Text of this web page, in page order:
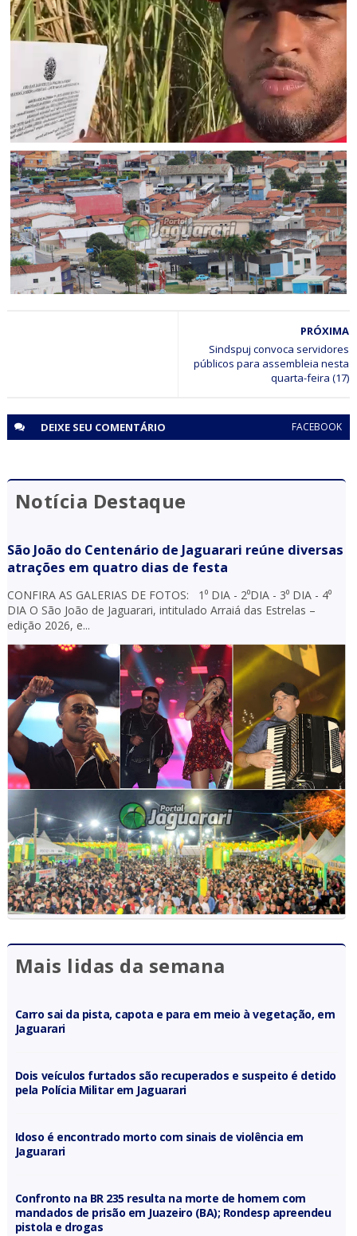
BAHIA
Convenção oficializa Jerônimo Rodrigues e chapa petista
para as eleições de 2026 na Bahia
BAHIA
Ex-prefeito de Jacobina que declarou voto em Lula e ACM
Neto sofre representação do PT e diz: “Acabou a
democracia”
Jaguarari registra aumento no número de eleitores aptos
PRÓXIMA
Sindspuj convoca servidores
públicos para assembleia nesta
quarta-feira (17)
DEIXE SEU COMENTÁRIO FACEBOOK
Notícia Destaque
São João do Centenário de Jaguarari reúne diversas
atrações em quatro dias de festa
CONFIRA AS GALERIAS DE FOTOS: 1⁰ DIA - 2⁰DIA - 3⁰ DIA - 4⁰
DIA O São João de Jaguarari, intitulado Arraiá das Estrelas –
edição 2026, e...
Mais lidas da semana
Carro sai da pista, capota e para em meio à vegetação, em
Jaguarari
Dois veículos furtados são recuperados e suspeito é detido
pela Polícia Militar em Jaguarari
Idoso é encontrado morto com sinais de violência em
Jaguarari
Confronto na BR 235 resulta na morte de homem com
mandados de prisão em Juazeiro (BA); Rondesp apreendeu
pistola e drogas